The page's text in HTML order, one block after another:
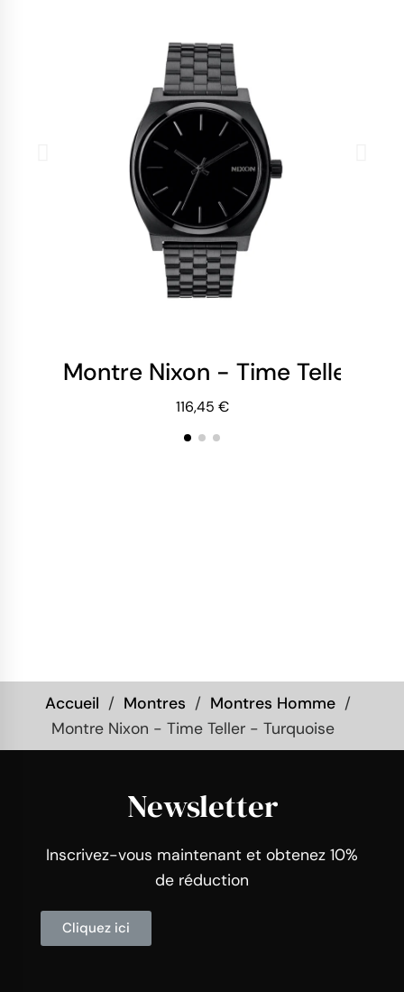
Montre Nixon - Time Teller -
116,45 €
Accueil Montres
Montres Homme
Montre Nixon - Time Teller - Turquoise
Newsletter
Inscrivez-vous maintenant et obtenez 10%
de réduction
Cliquez ici